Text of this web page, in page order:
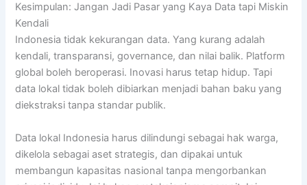
Kesimpulan: Jangan Jadi Pasar yang Kaya Data tapi Miskin
Kendali
Indonesia tidak kekurangan data. Yang kurang adalah
kendali, transparansi, governance, dan nilai balik. Platform
global boleh beroperasi. Inovasi harus tetap hidup. Tapi
data lokal tidak boleh dibiarkan menjadi bahan baku yang
diekstraksi tanpa standar publik.
Data lokal Indonesia harus dilindungi sebagai hak warga,
dikelola sebagai aset strategis, dan dipakai untuk
membangun kapasitas nasional tanpa mengorbankan